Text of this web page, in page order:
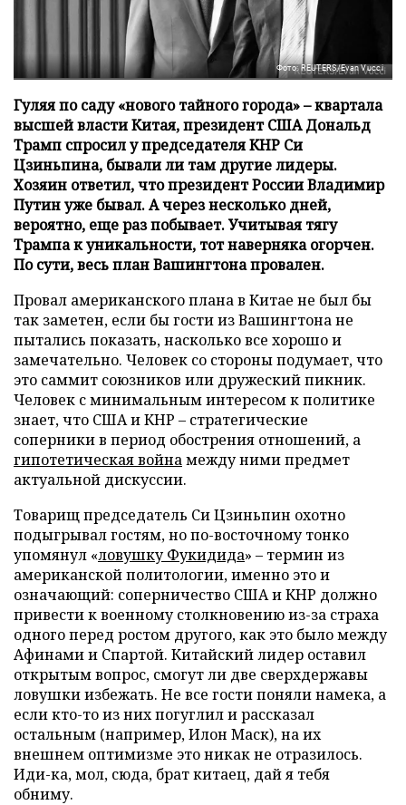
Фото: REUTERS/Evan Vucci
Гуляя по саду «нового тайного города» – квартала
высшей власти Китая, президент США Дональд
Трамп спросил у председателя КНР Си
Цзиньпина, бывали ли там другие лидеры.
Хозяин ответил, что президент России Владимир
Путин уже бывал. А через несколько дней,
вероятно, еще раз побывает. Учитывая тягу
Трампа к уникальности, тот наверняка огорчен.
По сути, весь план Вашингтона провален.
Провал американского плана в Китае не был бы
так заметен, если бы гости из Вашингтона не
пытались показать, насколько все хорошо и
замечательно. Человек со стороны подумает, что
это саммит союзников или дружеский пикник.
Человек с минимальным интересом к политике
знает, что США и КНР – стратегические
соперники в период обострения отношений, а
гипотетическая войнамежду ними предмет
актуальной дискуссии.
Товарищ председатель Си Цзиньпин охотно
подыгрывал гостям, но по-восточному тонко
упомянул «ловушку Фукидида» – термин из
американской политологии, именно это и
означающий: соперничество США и КНР должно
привести к военному столкновению из-за страха
одного перед ростом другого, как это было между
Афинами и Спартой. Китайский лидер оставил
открытым вопрос, смогут ли две сверхдержавы
ловушки избежать. Не все гости поняли намека, а
если кто-то из них погуглил и рассказал
остальным (например, Илон Маск), на их
внешнем оптимизме это никак не отразилось.
Иди-ка, мол, сюда, брат китаец, дай я тебя
обниму.